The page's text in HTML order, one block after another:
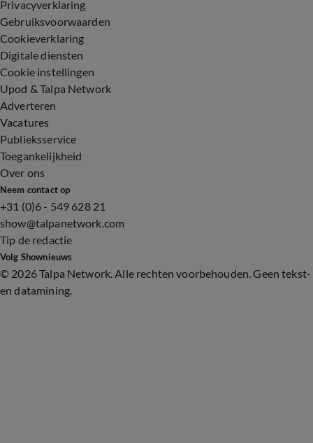
Privacyverklaring
Gebruiksvoorwaarden
Cookieverklaring
Digitale diensten
Cookie instellingen
Upod & Talpa Network
Adverteren
Vacatures
Publieksservice
Toegankelijkheid
Over ons
Neem contact op
+31 (0)6 - 549 628 21
show@talpanetwork.com
Tip de redactie
Volg Shownieuws
© 2026 Talpa Network. Alle rechten voorbehouden. Geen tekst-
en datamining.